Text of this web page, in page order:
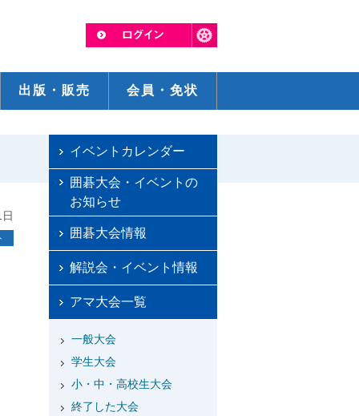
出版・販売 会員・免状
イベントカレンダー
囲碁大会・イベントの
お知らせ
囲碁大会情報
解説会・イベント情報
アマ大会一覧
一般大会
学生大会
小・中・高校生大会
終了した大会